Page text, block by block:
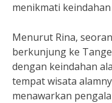
menikmati
Menurut Rina,
berkunjung ke
dengan keindahan
tempat wisata
menawarkan